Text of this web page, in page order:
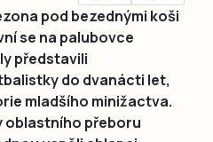
pod bezednými koši
se na palubovce
představili
do dvanácti let,
mladšího minižactva.
oblastního přeboru